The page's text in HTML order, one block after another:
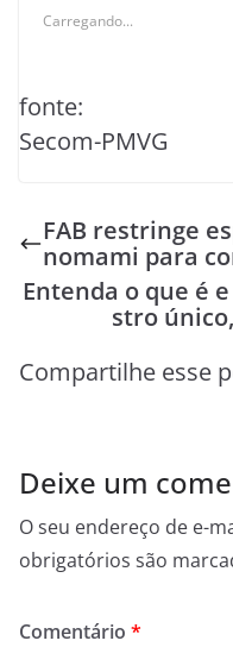
Carregando...
fonte:
Secom-PMVG
FAB restringe
nomami para
Entenda o que é
stro
Compartilhe esse
Deixe um
O seu endereço de e-
obrigatórios são
Comentário *